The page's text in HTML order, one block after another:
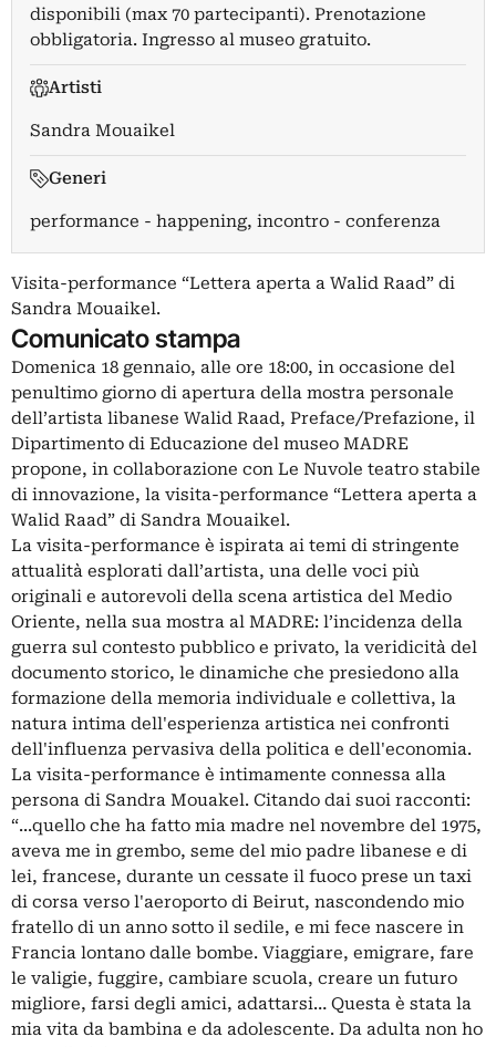
disponibili (max 70 partecipanti). Prenotazione
obbligatoria. Ingresso al museo gratuito.
Artisti
Sandra Mouaikel
Generi
performance - happening, incontro - conferenza
Visita-performance “Lettera aperta a Walid Raad” di
Sandra Mouaikel.
Comunicato stampa
Domenica 18 gennaio, alle ore 18:00, in occasione del
penultimo giorno di apertura della mostra personale
dell’artista libanese Walid Raad, Preface/Prefazione, il
Dipartimento di Educazione del museo MADRE
propone, in collaborazione con Le Nuvole teatro stabile
di innovazione, la visita-performance “Lettera aperta a
Walid Raad” di Sandra Mouaikel.
La visita-performance è ispirata ai temi di stringente
attualità esplorati dall’artista, una delle voci più
originali e autorevoli della scena artistica del Medio
Oriente, nella sua mostra al MADRE: l’incidenza della
guerra sul contesto pubblico e privato, la veridicità del
documento storico, le dinamiche che presiedono alla
formazione della memoria individuale e collettiva, la
natura intima dell'esperienza artistica nei confronti
dell'influenza pervasiva della politica e dell'economia.
La visita-performance è intimamente connessa alla
persona di Sandra Mouakel. Citando dai suoi racconti:
“...quello che ha fatto mia madre nel novembre del 1975,
aveva me in grembo, seme del mio padre libanese e di
lei, francese, durante un cessate il fuoco prese un taxi
di corsa verso l'aeroporto di Beirut, nascondendo mio
fratello di un anno sotto il sedile, e mi fece nascere in
Francia lontano dalle bombe. Viaggiare, emigrare, fare
le valigie, fuggire, cambiare scuola, creare un futuro
migliore, farsi degli amici, adattarsi… Questa è stata la
mia vita da bambina e da adolescente. Da adulta non ho